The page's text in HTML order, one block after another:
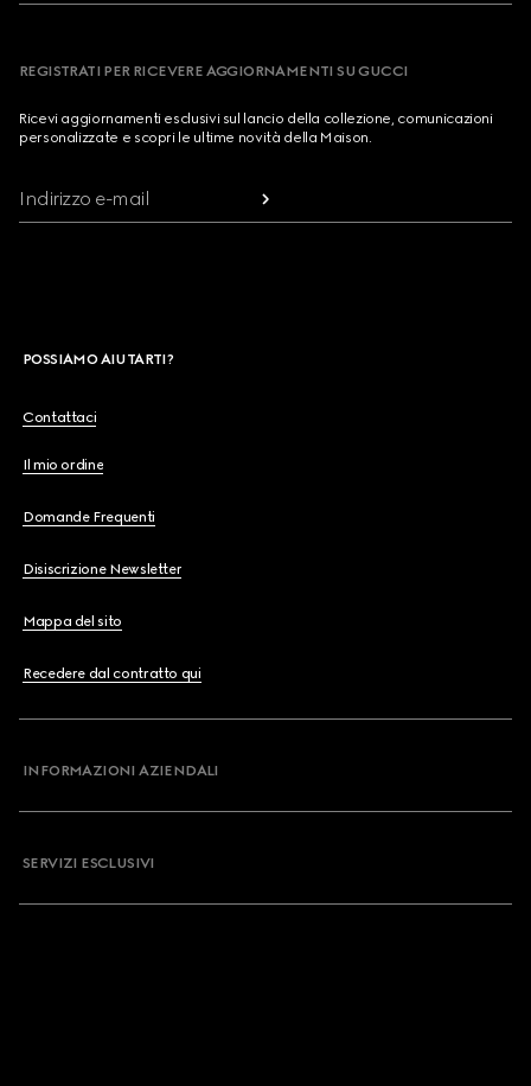
REGISTRATI PER RICEVERE AGGIORNAMENTI SU GUCCI
Ricevi aggiornamenti esclusivi sul lancio della collezione, comunicazioni
personalizzate e scopri le ultime novità della Maison.
Indirizzo e-mail
POSSIAMO AIUTARTI?
Contattaci
Il mio ordine
Domande Frequenti
Disiscrizione Newsletter
Mappa del sito
Recedere dal contratto qui
INFORMAZIONI AZIENDALI
SERVIZI ESCLUSIVI